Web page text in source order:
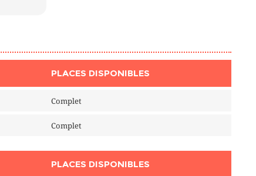
PLACES DISPONIBLES
Complet
Complet
PLACES DISPONIBLES